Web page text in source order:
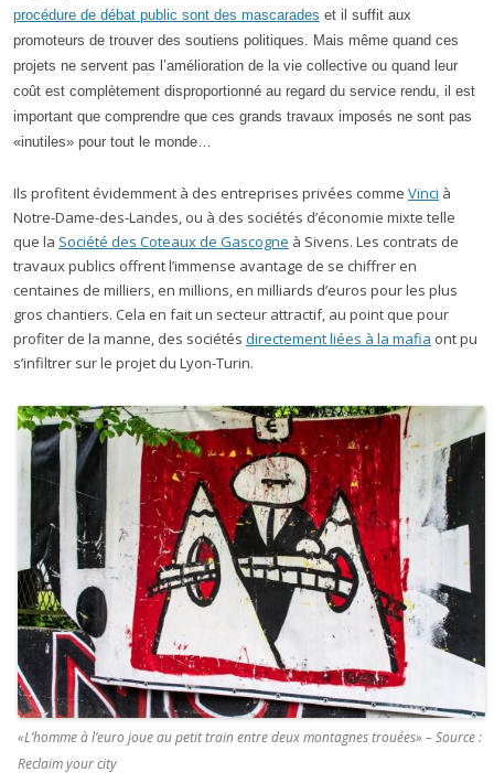
procédure de débat public sont des mascarades et il suffit aux
promoteurs de trouver des soutiens politiques. Mais même quand ces
projets ne servent pas l’amélioration de la vie collective ou quand leur
coût est complètement disproportionné au regard du service rendu, il est
important que comprendre que ces grands travaux imposés ne sont pas
«inutiles» pour tout le monde…
Ils profitent évidemment à des entreprises privées comme Vinci à
Notre-Dame-des-Landes, ou à des sociétés d’économie mixte telle
que la Société des Coteaux de Gascogne à Sivens. Les contrats de
travaux publics offrent l’immense avantage de se chiffrer en
centaines de milliers, en millions, en milliards d’euros pour les plus
gros chantiers. Cela en fait un secteur attractif, au point que pour
profiter de la manne, des sociétés directement liées à la mafia ont pu
s’infiltrer sur le projet du Lyon-Turin.
«L’homme à l’euro joue au petit train entre deux montagnes trouées» – Source :
Reclaim your city